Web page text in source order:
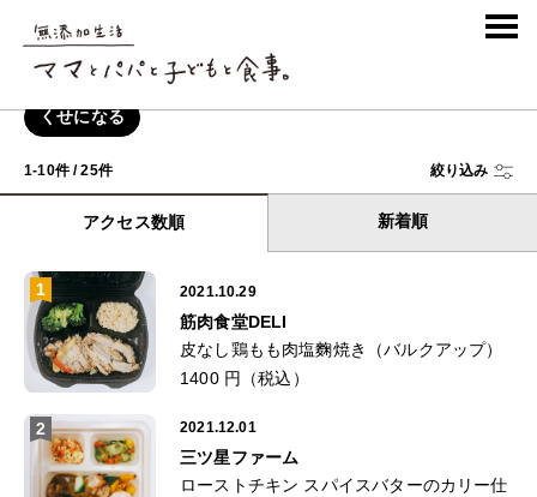
商品レビュー
くせになる
1-10件 / 25件 絞り込み
アクセス数順 新着順
1 2021.10.29
筋肉食堂DELI
皮なし鶏もも肉塩麴焼き（バルクアップ）
1400 円（税込）
2 2021.12.01
三ツ星ファーム
ローストチキン スパイスバターのカリー仕